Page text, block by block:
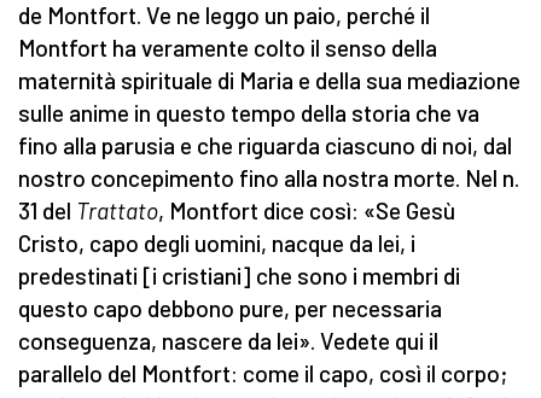
de Montfort. Ve ne leggo un paio, perché il
Montfort ha veramente colto il senso della
maternità spirituale di Maria e della sua mediazione
sulle anime in questo tempo della storia che va
fino alla parusia e che riguarda ciascuno di noi, dal
nostro concepimento fino alla nostra morte. Nel n.
31 del Trattato, Montfort dice così: «Se Gesù
Cristo, capo degli uomini, nacque da lei, i
predestinati [i cristiani] che sono i membri di
questo capo debbono pure, per necessaria
conseguenza, nascere da lei». Vedete qui il
parallelo del Montfort: come il capo, così il corpo;